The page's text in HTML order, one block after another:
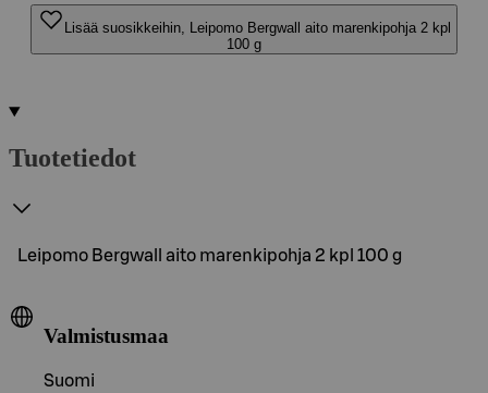
Lisää suosikkeihin, Leipomo Bergwall aito marenkipohja 2 kpl
100 g
Tuotetiedot
Leipomo Bergwall aito marenkipohja 2 kpl 100 g
Valmistusmaa
Suomi